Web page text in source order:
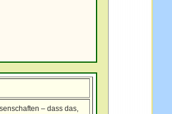
– dass das,